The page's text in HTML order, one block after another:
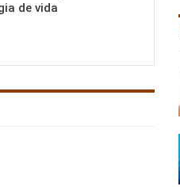
de vida